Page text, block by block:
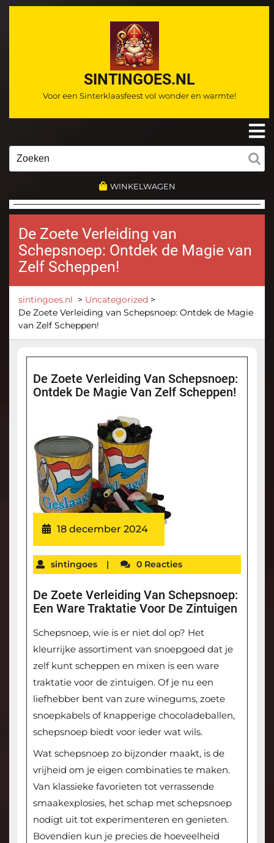
Ga
SINTINGOES.NL
Voor een Sinterklaasfeest vol wonder en warmte!
WINKELWAGEN
De Zoete Verleiding van
Schepsnoep: Ontdek de Magie van
Zelf Scheppen!
sintingoes.nl > Uncategorized >
De Zoete Verleiding van Schepsnoep: Ontdek de Magie
van Zelf Scheppen!
De Zoete Verleiding Van Schepsnoep:
Ontdek De Magie Van Zelf Scheppen!
18 december 2024
sintingoes | 0 Reacties
De Zoete Verleiding Van Schepsnoep:
Een Ware Traktatie Voor De Zintuigen
Schepsnoep, wie is er niet dol op? Het
kleurrijke assortiment van snoepgoed dat je
zelf kunt scheppen en mixen is een ware
traktatie voor de zintuigen. Of je nu een
liefhebber bent van zure winegums, zoete
snoepkabels of knapperige chocoladeballen,
schepsnoep biedt voor ieder wat wils.
Wat schepsnoep zo bijzonder maakt, is de
vrijheid om je eigen combinaties te maken.
Van klassieke favorieten tot verrassende
smaakexplosies, het schap met schepsnoep
nodigt uit tot experimenteren en genieten.
Bovendien kun je precies de hoeveelheid